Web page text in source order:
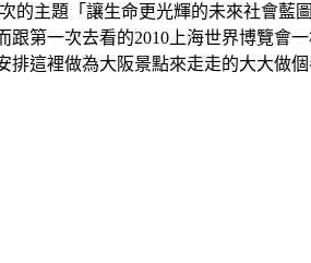
的主題「讓生命更光輝的未來社會藍
第一次去看的2010上海世界博覽會
這裡做為大阪景點來走走的大大做個